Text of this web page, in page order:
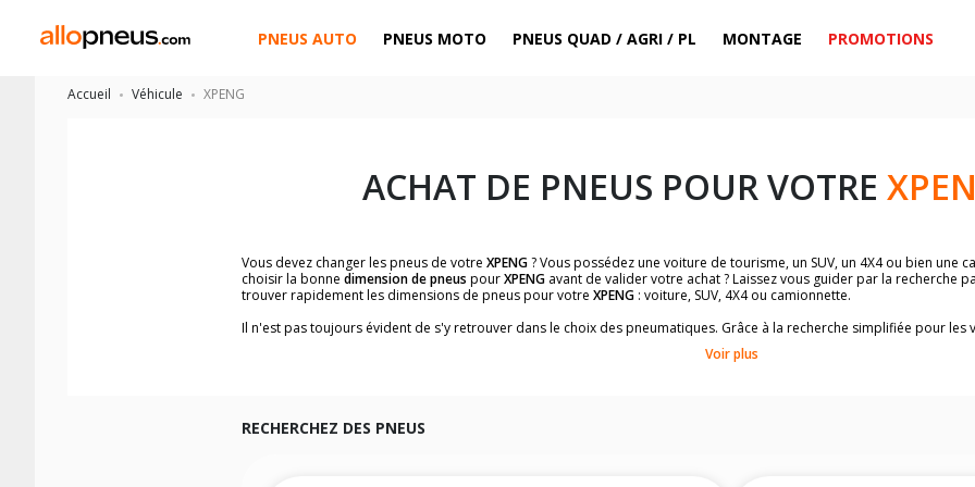
PNEUS AUTO PNEUS MOTO PNEUS QUAD / AGRI / PL MONTAGE PROMOTIONS
Accueil Véhicule XPENG
ACHAT DE PNEUS POUR VOTRE
Vous devez changer les pneus de votre XPENG? Vous possédez une voiture de tourisme, un SUV, un 4X4 ou bien une
choisir la bonne dimension de pneus pourXPENG avant de valider votre achat ? Laissez vous guider par la recherche
trouver rapidement les dimensions de pneus pour votre XPENG : voiture, SUV, 4X4 ou camionnette.
Il n'est pas toujours évident de s'y retrouver dans le choix des pneumatiques. Grâce à la recherche simplifiée pour les
Vous ne savez pas comment trouver les dimensions de vos pneus ? Ces informations sont indiquées sur le flanc des
et rapidement.
Voir plus
RECHERCHEZ DES PNEUS